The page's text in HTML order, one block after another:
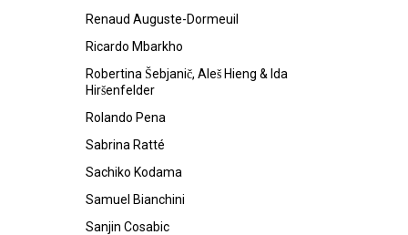
Renaud Auguste-Dormeuil
Ricardo Mbarkho
Robertina Šebjanič, Aleš Hieng & Ida
Hiršenfelder
Rolando Pena
Sabrina Ratté
Sachiko Kodama
Samuel Bianchini
Sanjin Cosabic